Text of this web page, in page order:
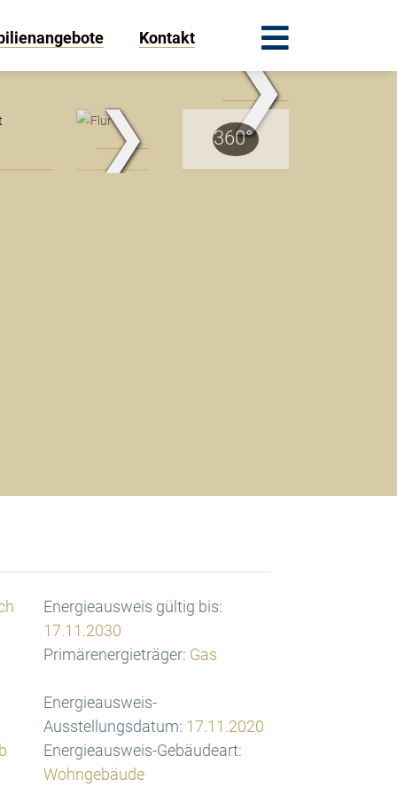
Kontakt
❯
❯
Energieausweis gültig bis:
17.11.2030
Primärenergieträger: Gas
Energieausweis-
Ausstellungsdatum: 17.11.2020
Energieausweis-Gebäudeart:
Wohngebäude